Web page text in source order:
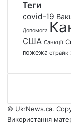
Теги
covid-19
Допомога
США Санкції
пожежа страйк
© UkrNews.ca.
Використання